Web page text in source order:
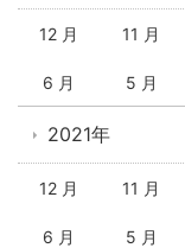
12 月 11 月
6 月 5 月
2021年
12 月 11 月
6 月 5 月